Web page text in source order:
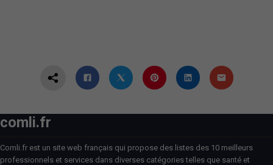
comli.fr
Comli.fr est un site web français qui propose des listes des 10 meilleurs
professionnels et services dans diverses catégories telles que santé et